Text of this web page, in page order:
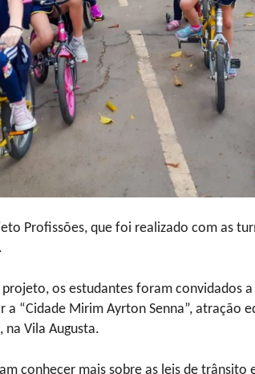
Profissões, que foi realizado com as
os estudantes foram convidados
a “Cidade Mirim Ayrton Senna”, atração
na Vila Augusta.
conhecer mais sobre as leis de trânsito